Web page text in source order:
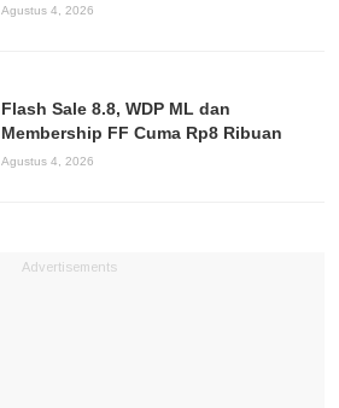
Agustus 4, 2026
Flash Sale 8.8, WDP ML dan
Membership FF Cuma Rp8 Ribuan
Agustus 4, 2026
Advertisements